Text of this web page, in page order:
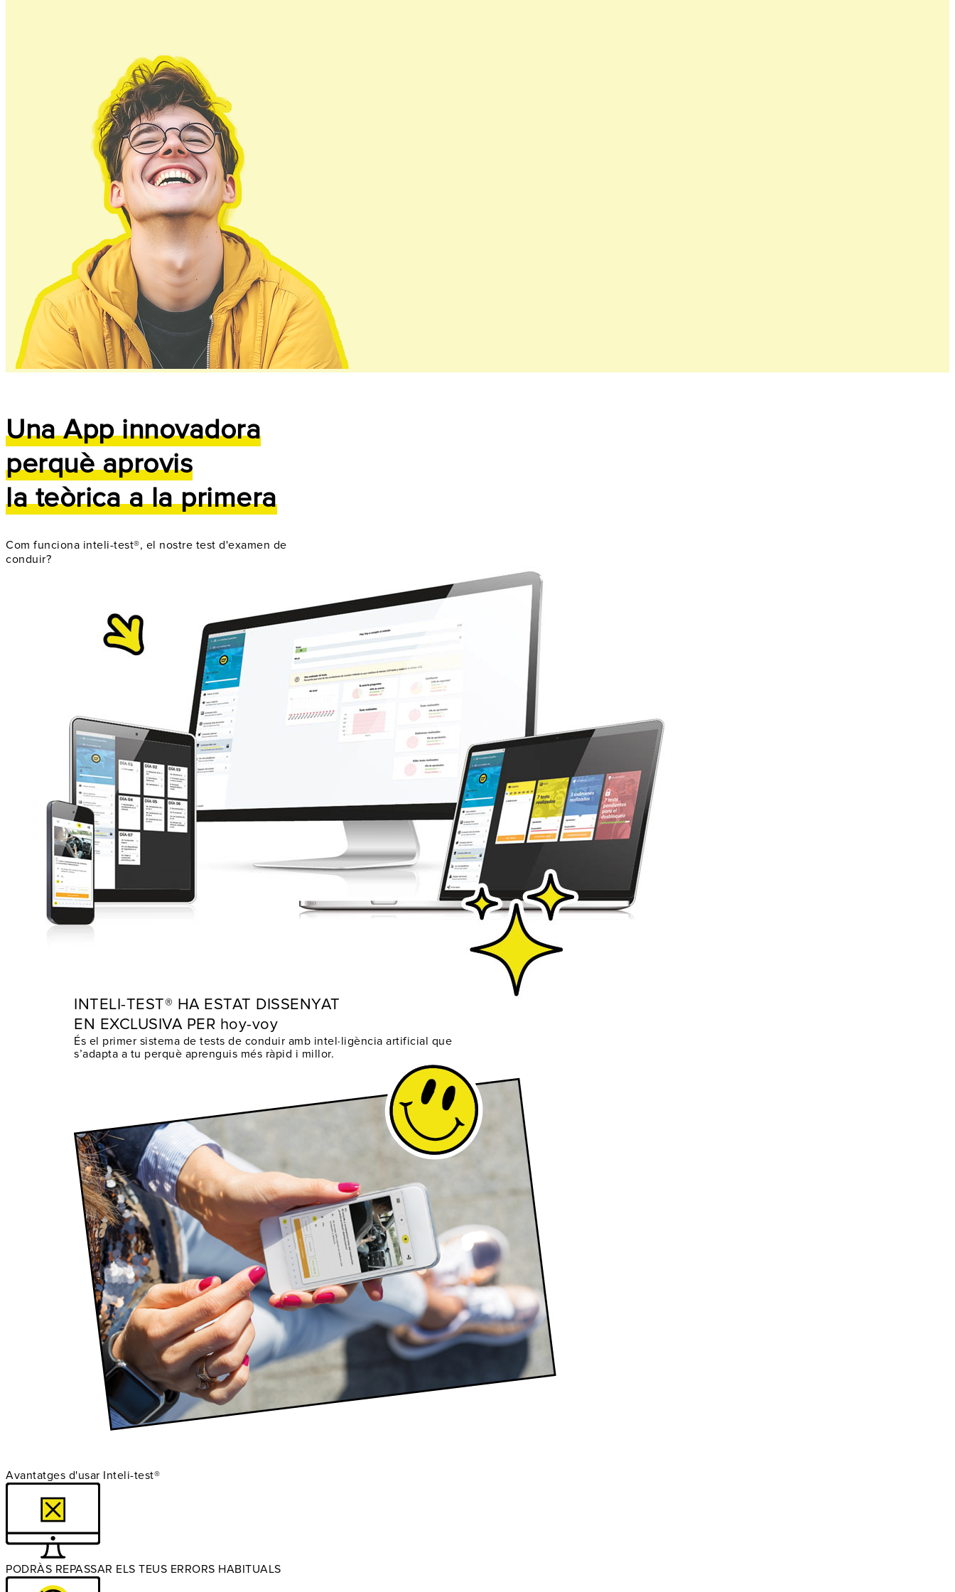
Una App innovadora
perquè aprovis
la teòrica a la primera
Com funciona inteli-test®, el nostre test d'examen de
conduir?
INTELI-TEST® HA ESTAT DISSENYAT
EN EXCLUSIVA PER hoy-voy
És el primer sistema de tests de conduir amb intel·ligència artificial que
s’adapta a tu perquè aprenguis més ràpid i millor.
Avantatges d'usar Inteli-test®
PODRÀS REPASSAR ELS TEUS ERRORS HABITUALS